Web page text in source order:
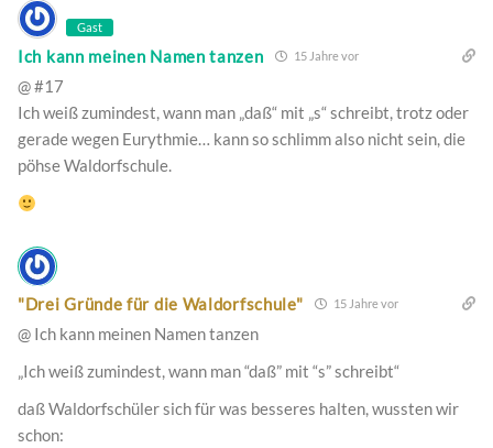
Gast
Ich kann meinen Namen tanzen 15 Jahre vor
@ #17
Ich weiß zumindest, wann man „daß“ mit „s“ schreibt, trotz oder
gerade wegen Eurythmie… kann so schlimm also nicht sein, die
pöhse Waldorfschule.
"Drei Gründe für die Waldorfschule" 15 Jahre vor
@ Ich kann meinen Namen tanzen
„Ich weiß zumindest, wann man “daß” mit “s” schreibt“
daß Waldorfschüler sich für was besseres halten, wussten wir
schon: